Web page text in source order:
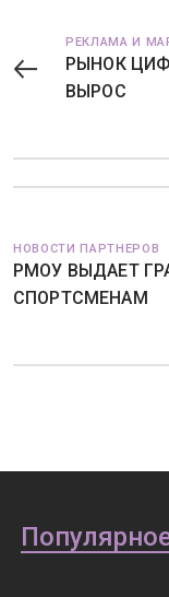
РЕКЛАМА И
РЫНОК
ВЫРОС
НОВОСТИ ПАРТНЕРОВ
РМОУ ВЫДАЕТ
СПОРТСМЕНАМ